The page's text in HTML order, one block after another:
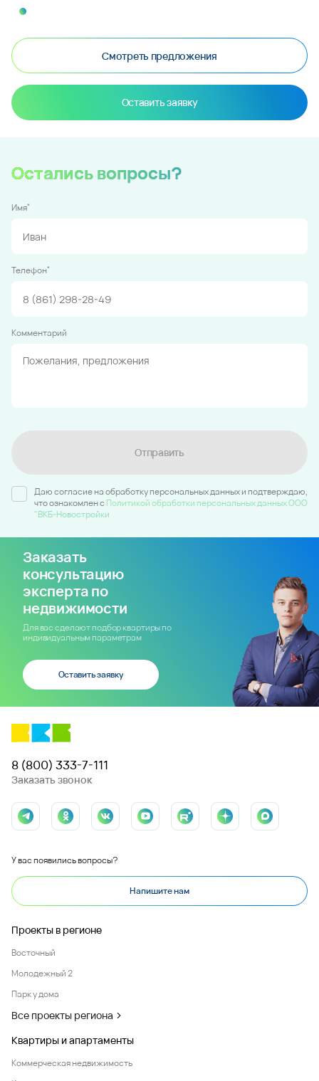
Смотреть предложения
Оставить заявку
Остались вопросы?
Имя*
Телефон*
Комментарий
Отправить
Даю согласие на обработку персональных данных и подтверждаю,
что ознакомлен c Политикой обработки персональных данных ООО
"ВКБ-Новостройки
Заказать
консультацию
эксперта по
недвижимости
Для вас сделают подбор квартиры по
индивидуальным параметрам
Оставить заявку
8 (800) 333-7-111
Заказать звонок
У вас появились вопросы?
Напишите нам
Проекты в регионе
Восточный
Молодежный 2
Парк у дома
Все проекты региона
Квартиры и апартаменты
Коммерческая недвижимость